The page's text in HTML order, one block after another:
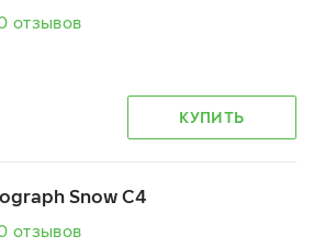
отзывов
КУПИТЬ
Snow C4
отзывов